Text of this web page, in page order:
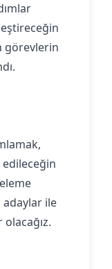
görevlerin
adaylar ile
olacağız.